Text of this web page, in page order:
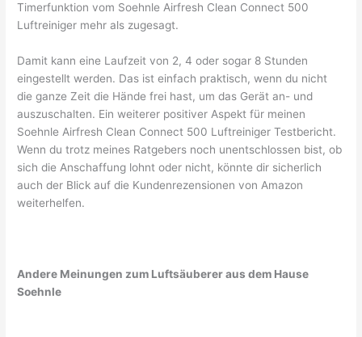
Timerfunktion vom Soehnle Airfresh Clean Connect 500
Luftreiniger mehr als zugesagt.
Damit kann eine Laufzeit von 2, 4 oder sogar 8 Stunden
eingestellt werden. Das ist einfach praktisch, wenn du nicht
die ganze Zeit die Hände frei hast, um das Gerät an- und
auszuschalten. Ein weiterer positiver Aspekt für meinen
Soehnle Airfresh Clean Connect 500 Luftreiniger Testbericht.
Wenn du trotz meines Ratgebers noch unentschlossen bist, ob
sich die Anschaffung lohnt oder nicht, könnte dir sicherlich
auch der Blick auf die Kundenrezensionen von Amazon
weiterhelfen.
Andere Meinungen zum Luftsäuberer aus dem Hause
Soehnle